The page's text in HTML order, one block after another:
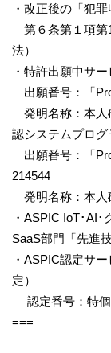
・改正後の「犯
第６条第１項第
法）
・特許出願中サー
出願番号：「
発明名称：本人
認システムプログ
出願番号：「
214544
発明名称：本人
・ASPIC IoT･AI･
SaaS部門「先進
・ASPIC認定サ
定）
認定番号：特個
===